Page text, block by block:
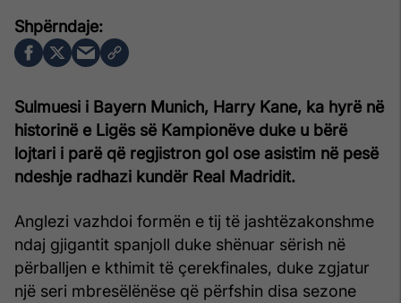
Sulmuesi i Bayern Munich, Harry Kane, ka hyrë në
historinë e Ligës së Kampionëve duke u bërë
lojtari i parë që regjistron gol ose asistim në pesë
ndeshje radhazi kundër Real Madridit.
Anglezi vazhdoi formën e tij të jashtëzakonshme
ndaj gjigantit spanjoll duke shënuar sërish në
përballjen e kthimit të çerekfinales, duke zgjatur
një seri mbresëlënëse që përfshin disa sezone